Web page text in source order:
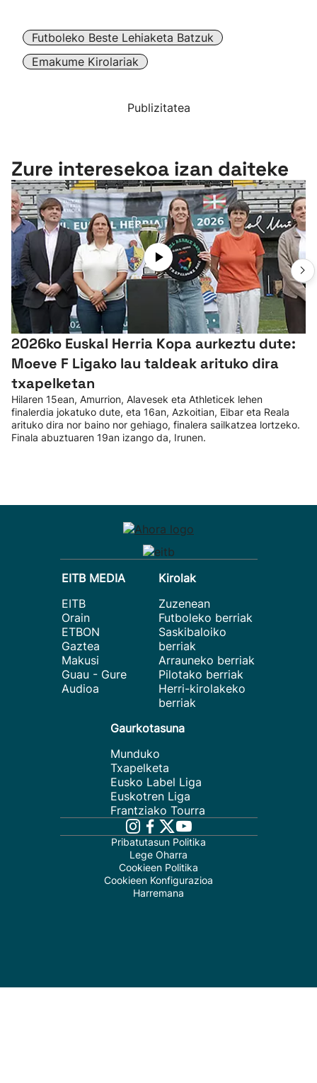
Futboleko Beste Lehiaketa Batzuk
Emakume Kirolariak
Publizitatea
Zure interesekoa izan daiteke
2026ko Euskal Herria Kopa aurkeztu dute:
Moeve F Ligako lau taldeak arituko dira
txapelketan
Hilaren 15ean, Amurrion, Alavesek eta Athleticek lehen
finalerdia jokatuko dute, eta 16an, Azkoitian, Eibar eta Reala
arituko dira nor baino nor gehiago, finalera sailkatzea lortzeko.
Finala abuztuaren 19an izango da, Irunen.
EITB MEDIA
EITB
Orain
ETBON
Gaztea
Makusi
Guau - Gure
Audioa
Kirolak
Zuzenean
Futboleko berriak
Saskibaloiko
berriak
Arrauneko berriak
Pilotako berriak
Herri-kirolakeko
berriak
Gaurkotasuna
Munduko
Txapelketa
Eusko Label Liga
Euskotren Liga
Frantziako Tourra
Pribatutasun Politika
Lege Oharra
Cookieen Politika
Cookieen Konfigurazioa
Harremana